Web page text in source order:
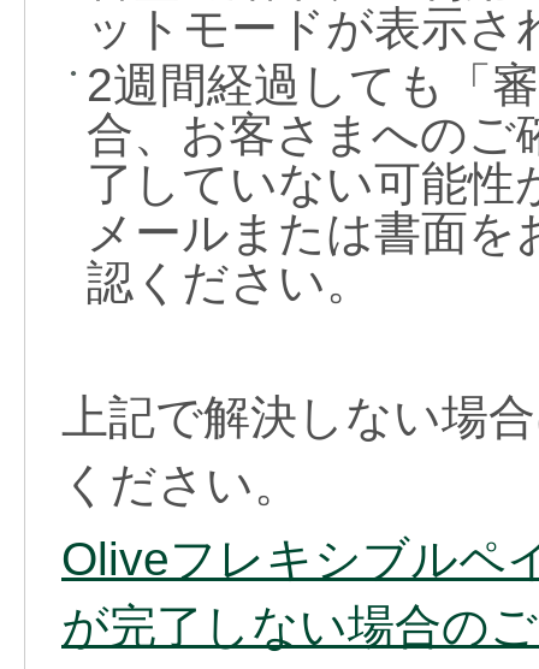
ットモードが表示さ
●
2週間経過しても「
合、お客さまへのご
了していない可能性
メールまたは書面
認ください。
上記で解決しない場
ください。
Oliveフレキシブルペ
が完了しない場合の